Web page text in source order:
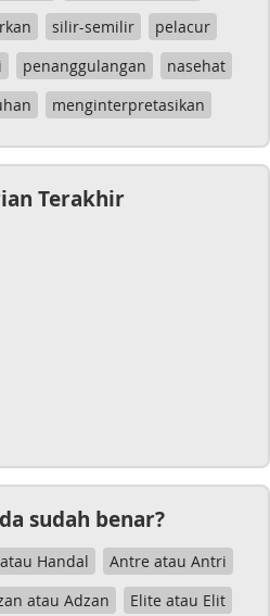
silir-semilir
pelacur
penanggulangan
nasehat
menginterpretasikan
Terakhir
sudah benar?
Handal
Antre atau Antri
atau Adzan
Elite atau Elit